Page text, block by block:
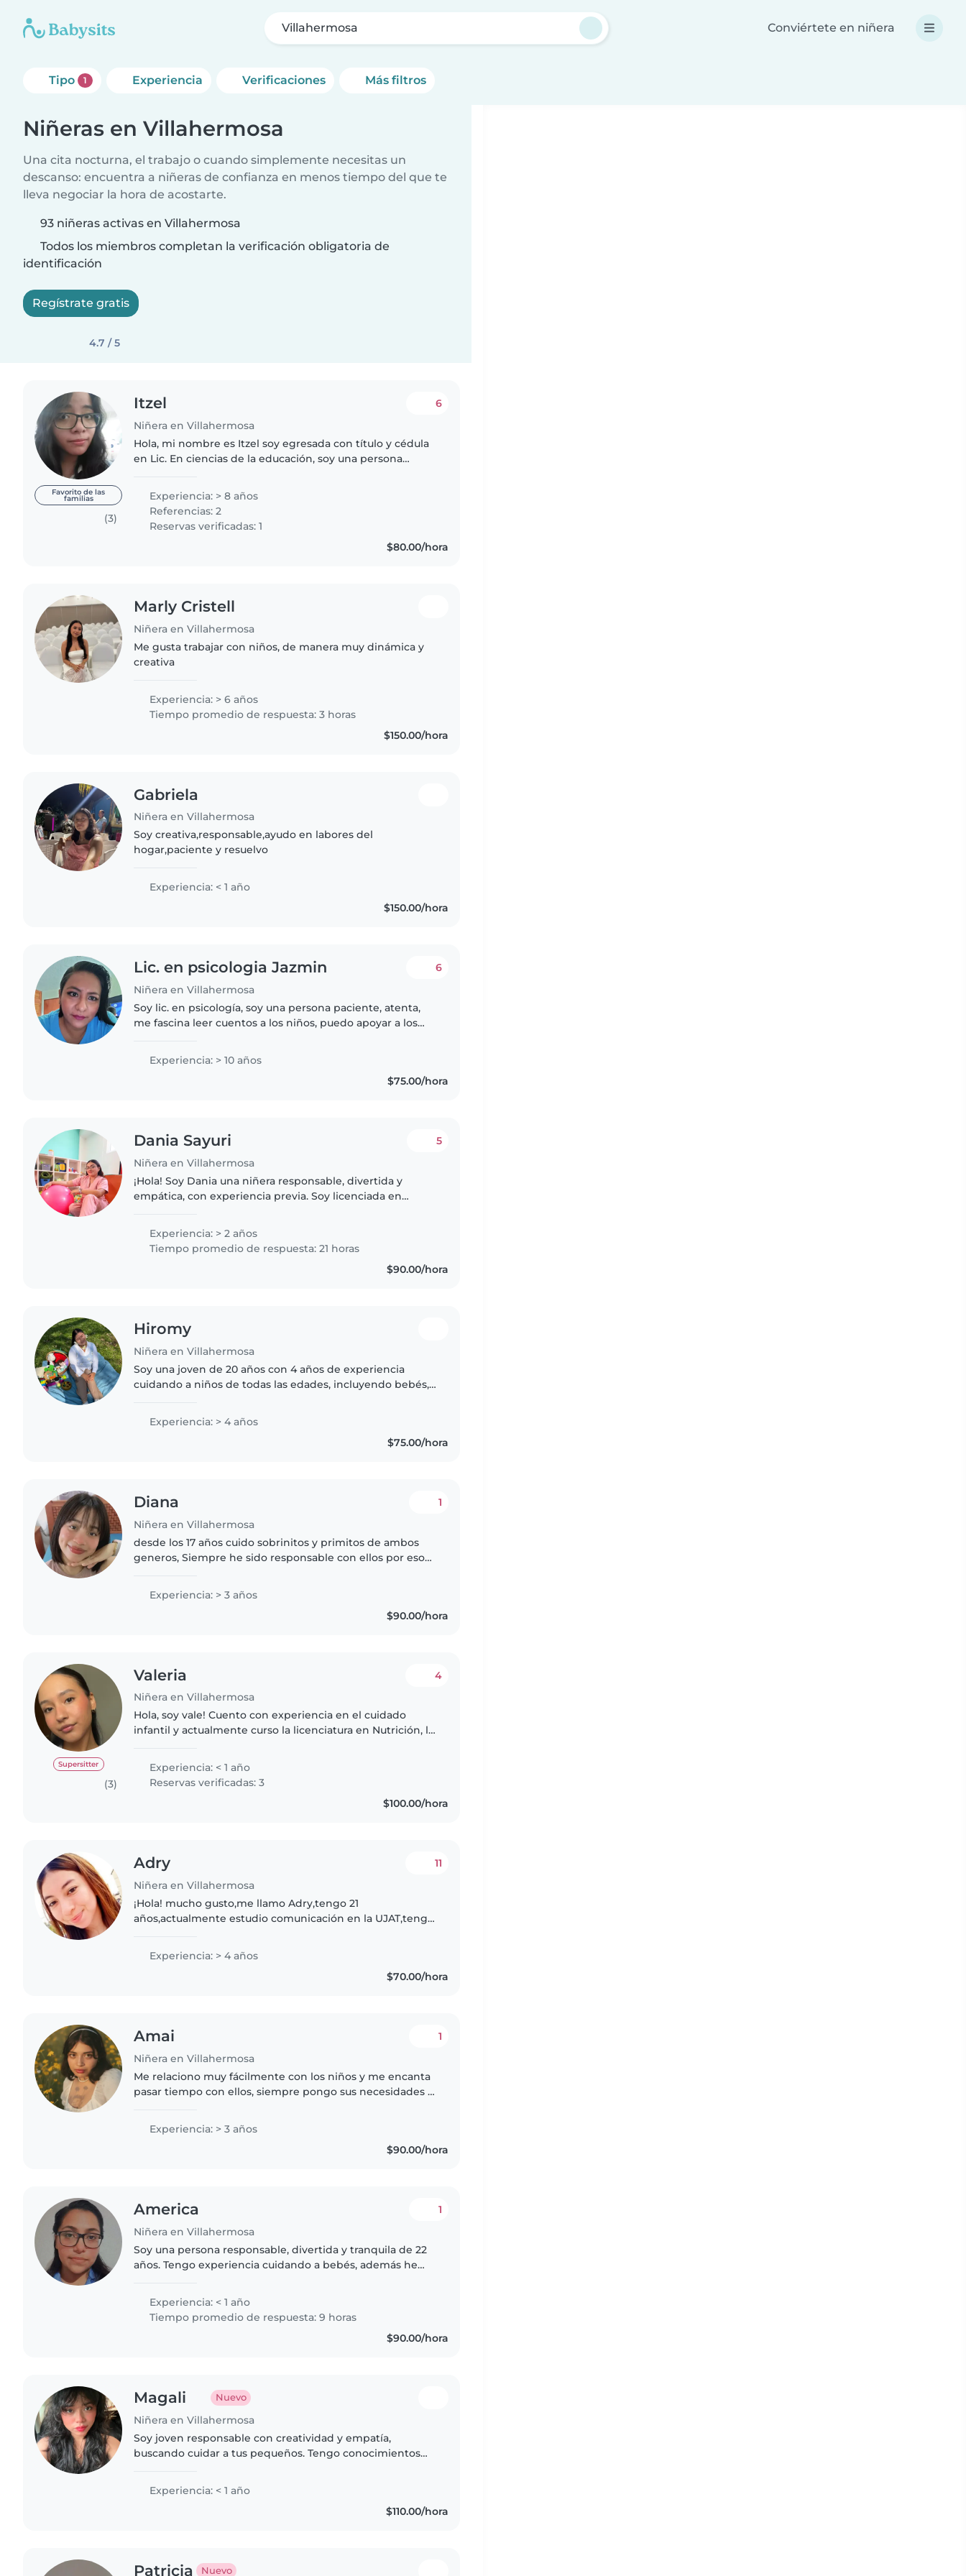
Villahermosa Conviértete en niñera
Tipo 1 Experiencia Verificaciones Más filtros
Niñeras en Villahermosa
Una cita nocturna, el trabajo o cuando simplemente necesitas un
descanso: encuentra a niñeras de confianza en menos tiempo del que te
lleva negociar la hora de acostarte.
93 niñeras activas en Villahermosa
Todos los miembros completan la verificación obligatoria de
identificación
Regístrate gratis
4.7 / 5
Favorito de las
familias
(3)
Itzel
Niñera en Villahermosa
6
Hola, mi nombre es Itzel soy egresada con título y cédula
en Lic. En ciencias de la educación, soy una persona
experiencia con..
Experiencia: > 8 años
Referencias: 2
Reservas verificadas: 1
$80.00/hora
Marly Cristell
Niñera en Villahermosa
Me gusta trabajar con niños, de manera muy dinámica y
creativa
Experiencia: > 6 años
Tiempo promedio de respuesta: 3 horas
$150.00/hora
Gabriela
Niñera en Villahermosa
Soy creativa,responsable,ayudo en labores del
hogar,paciente y resuelvo
Experiencia: < 1 año
$150.00/hora
Lic. en psicologia Jazmin
Niñera en Villahermosa
6
Soy lic. en psicología, soy una persona paciente, atenta,
me fascina leer cuentos a los niños, puedo apoyar a los
experiencia con..
Experiencia: > 10 años
$75.00/hora
Dania Sayuri
Niñera en Villahermosa
5
¡Hola! Soy Dania una niñera responsable, divertida y
empática, con experiencia previa. Soy licenciada en
edades y tengo experiencia..
Experiencia: > 2 años
Tiempo promedio de respuesta: 21 horas
$90.00/hora
Hiromy
Niñera en Villahermosa
Soy una joven de 20 años con 4 años de experiencia
cuidando a niños de todas las edades, incluyendo bebés,
entrenamiento en primeros..
Experiencia: > 4 años
$75.00/hora
Diana
Niñera en Villahermosa
1
desde los 17 años cuido sobrinitos y primitos de ambos
generos, Siempre he sido responsable con ellos por eso
Experiencia: > 3 años
$90.00/hora
Supersitter
(3)
Valeria
Niñera en Villahermosa
4
Hola, soy vale! Cuento con experiencia en el cuidado
infantil y actualmente curso la licenciatura en Nutrición, lo
desarrollo de los..
Experiencia: < 1 año
Reservas verificadas: 3
$100.00/hora
Adry
Niñera en Villahermosa
11
¡Hola! mucho gusto,me llamo Adry,tengo 21
años,actualmente estudio comunicación en la UJAT,tengo
referencias,me gusta mucho pasar..
Experiencia: > 4 años
$70.00/hora
Amai
Niñera en Villahermosa
1
Me relaciono muy fácilmente con los niños y me encanta
pasar tiempo con ellos, siempre pongo sus necesidades y
siento cómoda con..
Experiencia: > 3 años
$90.00/hora
America
Niñera en Villahermosa
1
Soy una persona responsable, divertida y tranquila de 22
años. Tengo experiencia cuidando a bebés, además he
en la carrera de..
Experiencia: < 1 año
Tiempo promedio de respuesta: 9 horas
$90.00/hora
Magali Nuevo
Niñera en Villahermosa
Soy joven responsable con creatividad y empatía,
buscando cuidar a tus pequeños. Tengo conocimientos
Experiencia: < 1 año
$110.00/hora
Patricia Nuevo